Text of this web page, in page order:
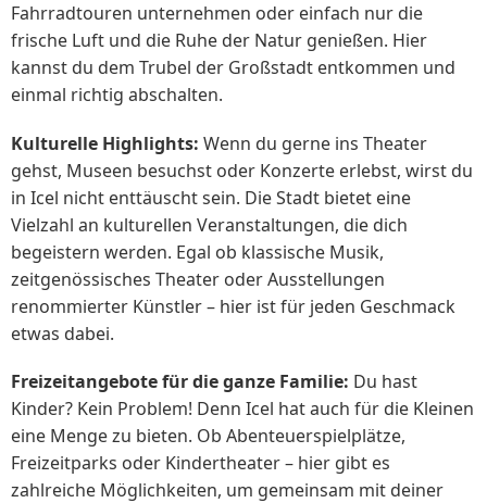
Fahrradtouren unternehmen oder einfach nur die
frische Luft und die Ruhe der Natur genießen. Hier
kannst du dem Trubel der Großstadt entkommen und
einmal richtig abschalten.
Kulturelle Highlights: Wenn du gerne ins Theater
gehst, Museen besuchst oder Konzerte erlebst, wirst du
in Icel nicht enttäuscht sein. Die Stadt bietet eine
Vielzahl an kulturellen Veranstaltungen, die dich
begeistern werden. Egal ob klassische Musik,
zeitgenössisches Theater oder Ausstellungen
renommierter Künstler – hier ist für jeden Geschmack
etwas dabei.
Freizeitangebote für die ganze Familie: Du hast
Kinder? Kein Problem! Denn Icel hat auch für die Kleinen
eine Menge zu bieten. Ob Abenteuerspielplätze,
Freizeitparks oder Kindertheater – hier gibt es
zahlreiche Möglichkeiten, um gemeinsam mit deiner